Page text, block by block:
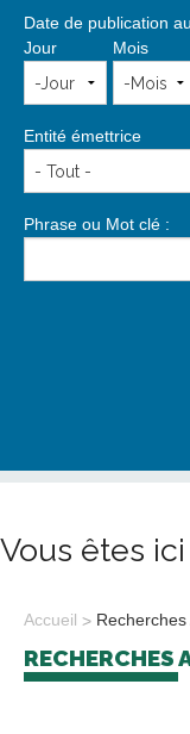
Date de publication
Jour
Mois
Entité émettrice
Phrase ou Mot clé :
Vous êtes ici
Accueil
RECHERCHES